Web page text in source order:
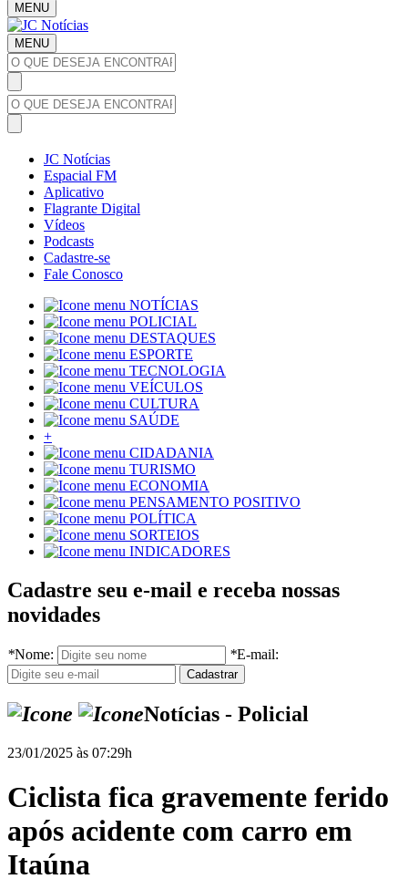
MENU
MENU
JC Notícias
Espacial FM
Aplicativo
Flagrante Digital
Vídeos
Podcasts
Cadastre-se
Fale Conosco
NOTÍCIAS
POLICIAL
DESTAQUES
ESPORTE
TECNOLOGIA
VEÍCULOS
CULTURA
SAÚDE
+
CIDADANIA
TURISMO
ECONOMIA
PENSAMENTO POSITIVO
POLÍTICA
SORTEIOS
INDICADORES
Cadastre seu e-mail e receba nossas
novidades
*Nome: *E-mail:
Notícias - Policial
23/01/2025 às 07:29h
Ciclista fica gravemente ferido
após acidente com carro em
Itaúna